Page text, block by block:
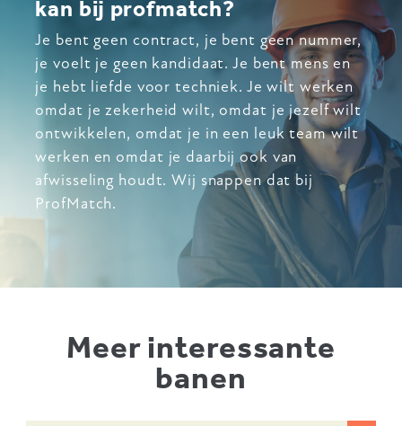
kan bij profmatch?
Je bent geen contract, je bent geen nummer,
je voelt je geen kandidaat. Je bent mens en
je hebt liefde voor techniek. Je wilt werken
omdat je zekerheid wilt, omdat je jezelf wilt
ontwikkelen, omdat je in een leuk team wilt
werken en omdat je daarbij ook van
afwisseling houdt. Wij snappen dat bij
ProfMatch.
Meer interessante
banen